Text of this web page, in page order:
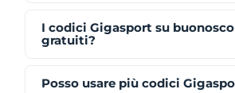
I codici Gigasport su
gratuiti?
Posso usare più codici